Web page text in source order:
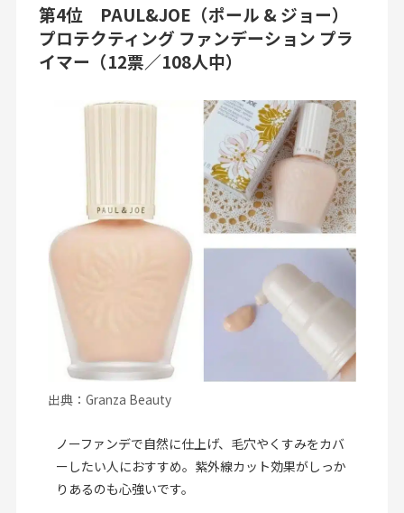
第4位 PAUL&JOE（ポール & ジョー）
プロテクティング ファンデーション プラ
イマー（12票／108人中）
出典：Granza Beauty
ノーファンデで自然に仕上げ、毛穴やくすみをカバ
ーしたい人におすすめ。紫外線カット効果がしっか
りあるのも心強いです。